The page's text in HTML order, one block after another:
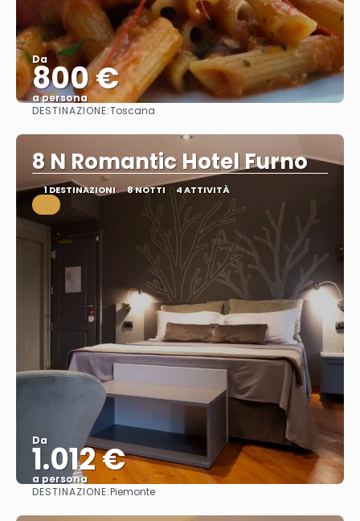
Da
800 €
a persona
DESTINAZIONE:Toscana
8 N Romantic Hotel Furno
1 DESTINAZIONI 8 NOTTI 4 ATTIVITÀ
.
Da
1.012 €
a persona
DESTINAZIONE:Piemonte